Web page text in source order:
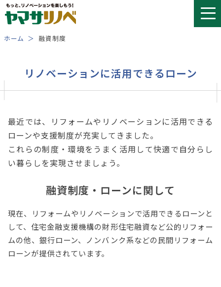
Skip
to
ホーム 融資制度
リノベーションに活用できるローン
最近では、リフォームやリノベーションに活用できる
ローンや支援制度が充実してきました。
これらの制度・環境をうまく活用して快適で自分らし
い暮らしを実現させましょう。
融資制度・ローンに関して
現在、リフォームやリノベーションで活用できるローンと
して、住宅金融支援機構の財形住宅融資など公的リフォー
ムの他、銀行ローン、ノンバンク系などの民間リフォーム
ローンが提供されています。